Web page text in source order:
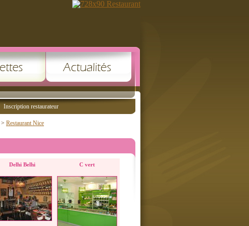
Inscription restaurateur
> Restaurant Nice
Delhi Belhi C vert